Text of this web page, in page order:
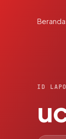
Beranda
ID